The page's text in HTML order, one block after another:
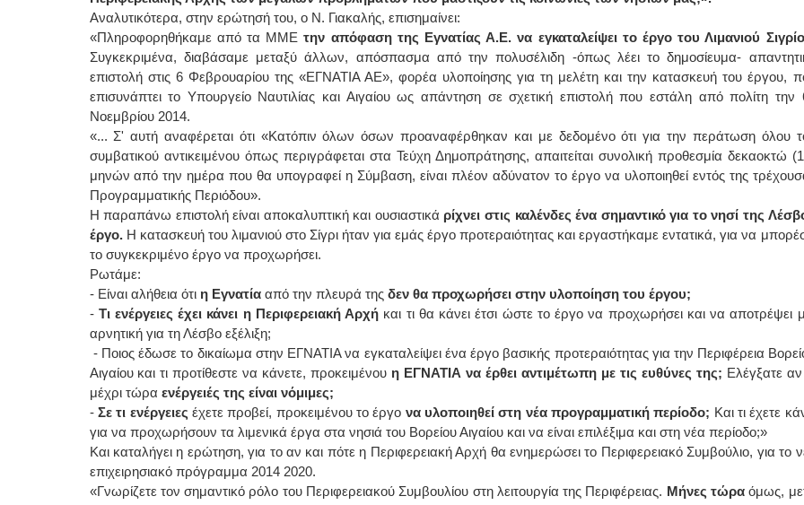
Αναλυτικότερα, στην ερώτησή του, ο Ν. Γιακαλής, επισημαίνει:
«Πληροφορηθήκαμε από τα ΜΜΕτην απόφαση της Εγνατίας Α.Ε. να εγκαταλείψει το έργο του Λιμανιού
Συγκεκριμένα, διαβάσαμε μεταξύ άλλων, απόσπασμα από την πολυσέλιδη -όπως λέει το δημοσίευμα-
επιστολή στις 6 Φεβρουαρίου της «ΕΓΝΑΤΙΑ ΑΕ», φορέα υλοποίησης για τη μελέτη και την κατασκευή του έργου,
επισυνάπτει το Υπουργείο Ναυτιλίας και Αιγαίου ως απάντηση σε σχετική επιστολή που εστάλη από πολίτη την
Νοεμβρίου 2014.
«... Σ' αυτή αναφέρεται ότι «Κατόπιν όλων όσων προαναφέρθηκαν και με δεδομένο ότι για την περάτωση όλου
συμβατικού αντικειμένου όπως περιγράφεται στα Τεύχη Δημοπράτησης, απαιτείται συνολική προθεσμία δεκαοκτώ
μηνών από την ημέρα που θα υπογραφεί η Σύμβαση, είναι πλέον αδύνατον το έργο να υλοποιηθεί εντός της
Προγραμματικής Περιόδου».
Η παραπάνω επιστολή είναι αποκαλυπτική και ουσιαστικά ρίχνει στις καλένδες ένα σημαντικό για το νησί της
έργο.Η κατασκευή του λιμανιού στο Σίγρι ήταν για εμάς έργο προτεραιότητας και εργαστήκαμε εντατικά, για να
το συγκεκριμένο έργο να προχωρήσει.
Ρωτάμε:
- Είναι αλήθεια ότι η Εγνατίααπό την πλευρά της δεν θα προχωρήσει στην υλοποίηση του έργου;
- Τι ενέργειες έχει κάνει η Περιφερειακή Αρχή και τι θα κάνει έτσι ώστε το έργο να προχωρήσει και να αποτρέψει
αρνητική για τη Λέσβο εξέλιξη;
- Ποιος έδωσε το δικαίωμα στην ΕΓΝΑΤΙΑ να εγκαταλείψει ένα έργο βασικής προτεραιότητας για την Περιφέρεια
Αιγαίου και τι προτίθεστε να κάνετε, προκειμένου η ΕΓΝΑΤΙΑ να έρθει αντιμέτωπη με τις ευθύνες της; Ελέγξατε αν
μέχρι τώρα ενέργειές της είναι νόμιμες;
- Σε τι ενέργειες έχετε προβεί, προκειμένου το έργο να υλοποιηθεί στη νέα προγραμματική περίοδο; Και τι έχετε
για να προχωρήσουν τα λιμενικά έργα στα νησιά του Βορείου Αιγαίου και να είναι επιλέξιμα και στη νέα περίοδο;»
Και καταλήγει η ερώτηση, για το αν και πότε η Περιφερειακή Αρχή θα ενημερώσει το Περιφερειακό Συμβούλιο, για το
επιχειρησιακό πρόγραμμα 2014 2020.
«Γνωρίζετε τον σημαντικό ρόλο του Περιφερειακού Συμβουλίου στη λειτουργία της Περιφέρειας. Μήνες τώραόμως,
Διδ.Παν.Αθηνών
Πάρνηθας 95-97 Αχαρναί
2102467085 & 6938502258
email- elenboumpa@gmail.com